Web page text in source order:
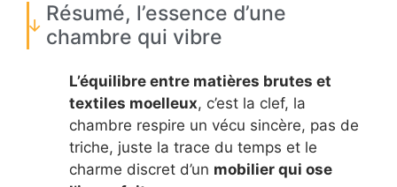
Résumé, l’essence d’une
chambre qui vibre
L’équilibre entre matières brutes et
textiles moelleux, c’est la clef, la
chambre respire un vécu sincère, pas de
triche, juste la trace du temps et le
charme discret d’un mobilier qui ose